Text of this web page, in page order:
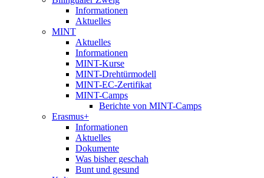
Informationen
Aktuelles
MINT
Aktuelles
Informationen
MINT-Kurse
MINT-Drehtürmodell
MINT-EC-Zertifikat
MINT-Camps
Berichte von MINT-Camps
Erasmus+
Informationen
Aktuelles
Dokumente
Was bisher geschah
Bunt und gesund